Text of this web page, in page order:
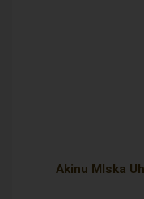
Akinu Mlska